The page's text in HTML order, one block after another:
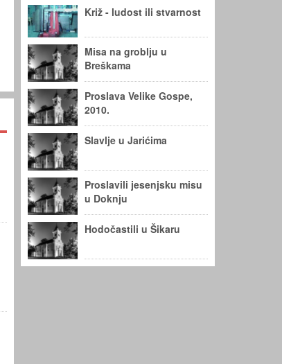
Križ - ludost ili stvarnost
Misa na groblju u
Breškama
Proslava Velike Gospe,
2010.
Slavlje u Jarićima
Proslavili jesenjsku misu
u Doknju
Hodočastili u Šikaru